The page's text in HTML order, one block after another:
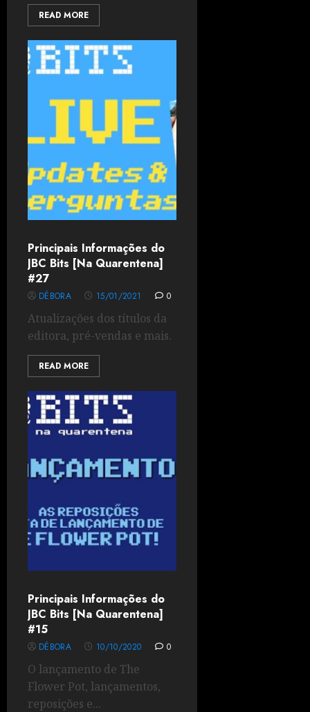
READ MORE
Principais Informações do
JBC Bits [Na Quarentena]
#27
DÉBORA 15/01/2021 0
Atualizações dos títulos da
editora, pré-vendas e mais.
READ MORE
Principais Informações do
JBC Bits [Na Quarentena]
#15
DÉBORA 10/10/2020 0
O lançamento de The
Flower Pot, lançamentos,
reposições e...